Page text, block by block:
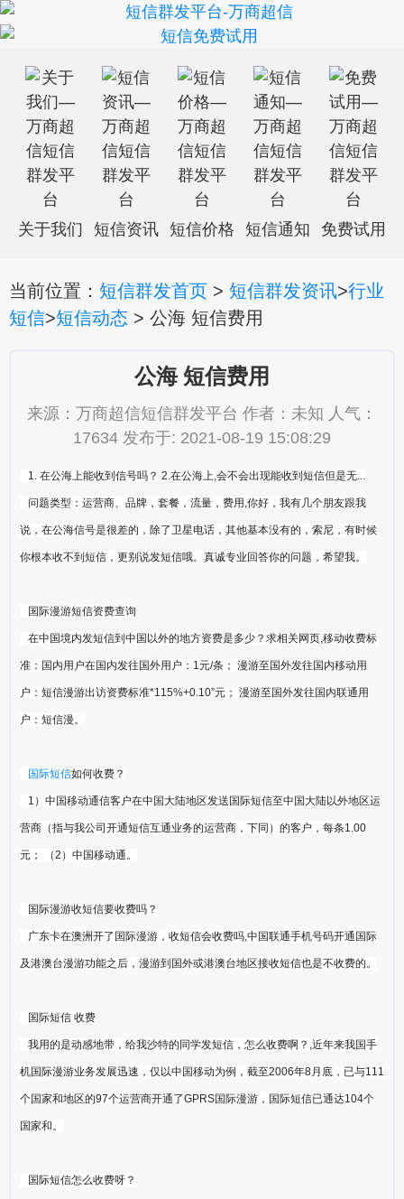
关于我们 短信资讯 短信价格 短信通知 免费试用
当前位置： 短信群发首页 > 短信群发资讯>行业
短信>短信动态 > 公海 短信费用
公海 短信费用
来源：万商超信短信群发平台 作者：未知 人气：
17634 发布于: 2021-08-19 15:08:29
1. 在公海上能收到信号吗？ 2.在公海上,会不会出现能收到短信但是无...
问题类型：运营商、品牌，套餐，流量，费用,你好，我有几个朋友跟我
说，在公海信号是很差的，除了卫星电话，其他基本没有的，索尼，有时候
你根本收不到短信，更别说发短信哦。真诚专业回答你的问题，希望我。
国际漫游短信资费查询
在中国境内发短信到中国以外的地方资费是多少？求相关网页,移动收费标
准：国内用户在国内发往国外用户：1元/条； 漫游至国外发往国内移动用
户：短信漫游出访资费标准*115%+0.10”元； 漫游至国外发往国内联通用
户：短信漫。
国际短信如何收费？
1）中国移动通信客户在中国大陆地区发送国际短信至中国大陆以外地区运
营商（指与我公司开通短信互通业务的运营商，下同）的客户，每条1.00
元； （2）中国移动通。
国际漫游收短信要收费吗？
广东卡在澳洲开了国际漫游，收短信会收费吗,中国联通手机号码开通国际
及港澳台漫游功能之后，漫游到国外或港澳台地区接收短信也是不收费的。
国际短信 收费
我用的是动感地带，给我沙特的同学发短信，怎么收费啊？,近年来我国手
机国际漫游业务发展迅速，仅以中国移动为例，截至2006年8月底，已与111
个国家和地区的97个运营商开通了GPRS国际漫游，国际短信已通达104个
国家和。
国际短信怎么收费呀？